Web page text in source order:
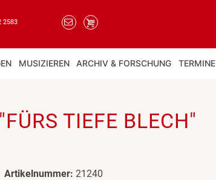
2583
MUSIZIEREN ARCHIV & FORSCHUNG TERMINE
TIEFE BLECH"
Artikelnummer: 21240